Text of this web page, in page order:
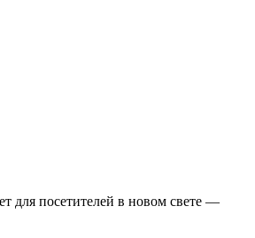
для посетителей в новом свете —